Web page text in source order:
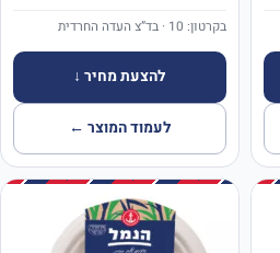
בקרטון: 10 · בד”צ העדה החרדית
להצעת מחיר ↓
לעמוד המוצר ←